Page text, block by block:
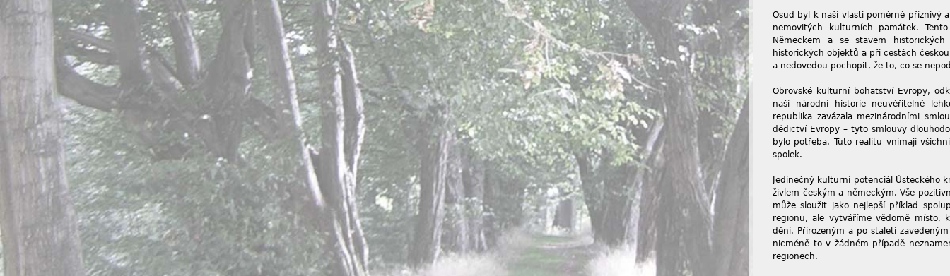
Osud byl k naší vlasti poměrně příznivý
nemovitých kulturních památek.
Německem a se stavem
historických objektů a při cestách
a nedovedou pochopit, že to, co se
Obrovské kulturní bohatství Evropy,
naší národní historie neuvěřitelně
republika zavázala mezinárodními
dědictví Evropy – tyto smlouvy
bylo potřeba. Tuto realitu vnímají
spolek.
Jedinečný kulturní potenciál Ústeckého
živlem českým a německým. Vše
může sloužit jako nejlepší příklad
regionu, ale vytváříme vědomě místo,
dění. Přirozeným a po staletí
nicméně to v žádném případě
regionech.